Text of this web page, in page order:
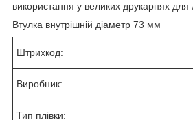
використання у великих друкарнях для
Втулка внутрішній діаметр 73 мм
Штрихкод:
Виробник:
Тип плівки: